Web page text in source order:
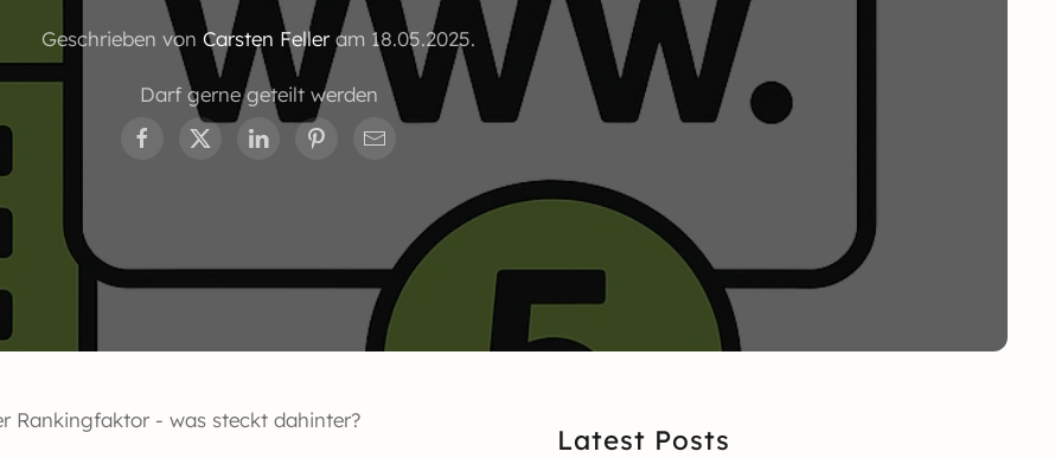
Geschrieben von Carsten Feller am 18.05.2025.
Darf gerne geteilt werden
Rankingfaktor - was steckt dahinter?
Latest Posts